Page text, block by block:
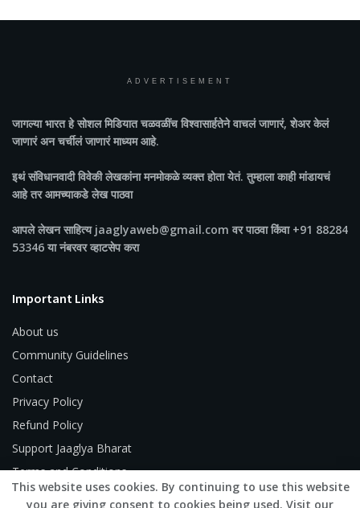
ADVERTISEMENT
जागल्या भारतहे सोशल मिडियात चळवळींच विश्वासार्हतेने वाचलं जाणारं, शेअर केलं
जाणारं अन चर्चीलं जाणारं माध्यम आहे.
इथं संविधानवादी विवेकी लेखकांना मनमोकळे व्यक्त होता येतं. तुम्हाला काही मांडायचं
आहे तर आमच्याकडे लेख पाठवा
आपले लेखन साहित्य jaaglyaweb@gmail.com वर पाठवा किंवा +91 88284
53346 या नंबरवर व्हाटसेप करा
Important Links
About us
Community Guidelines
Contact
Privacy Policy
Refund Policy
Support Jaaglya Bharat
Terms and Conditions
This website uses cookies. By continuing to use this website
you are giving consent to cookies being used. Visit our